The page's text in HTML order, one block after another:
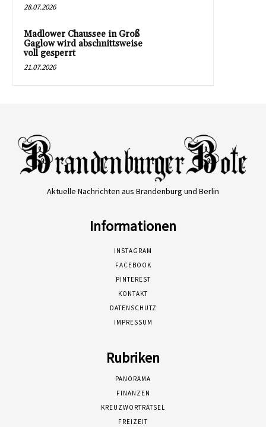
28.07.2026
Madlower Chaussee in Groß
Gaglow wird abschnittsweise
voll gesperrt
21.07.2026
Aktuelle Nachrichten aus Brandenburg und Berlin
Informationen
INSTAGRAM
FACEBOOK
PINTEREST
KONTAKT
DATENSCHUTZ
IMPRESSUM
Rubriken
PANORAMA
FINANZEN
KREUZWORTRÄTSEL
FREIZEIT